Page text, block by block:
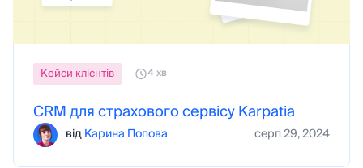
Кейси клієнтів 4 хв
CRM для страхового сервісу Karpatia
відКарина Попова серп 29, 2024